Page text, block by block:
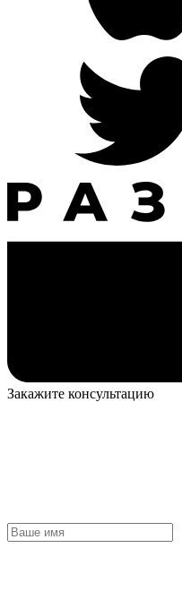
Закажите консультацию